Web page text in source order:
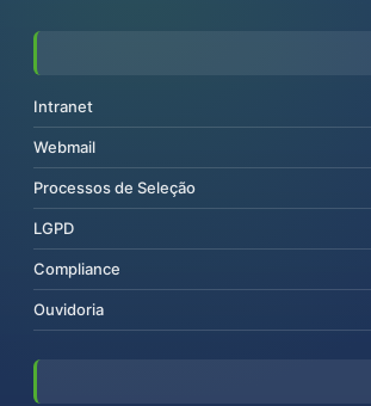
Intranet
Webmail
Processos de Seleção
LGPD
Compliance
Ouvidoria